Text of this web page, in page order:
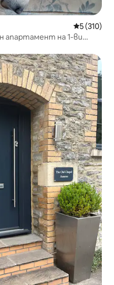
Средна
5 (310)
апартамент на 1-ви